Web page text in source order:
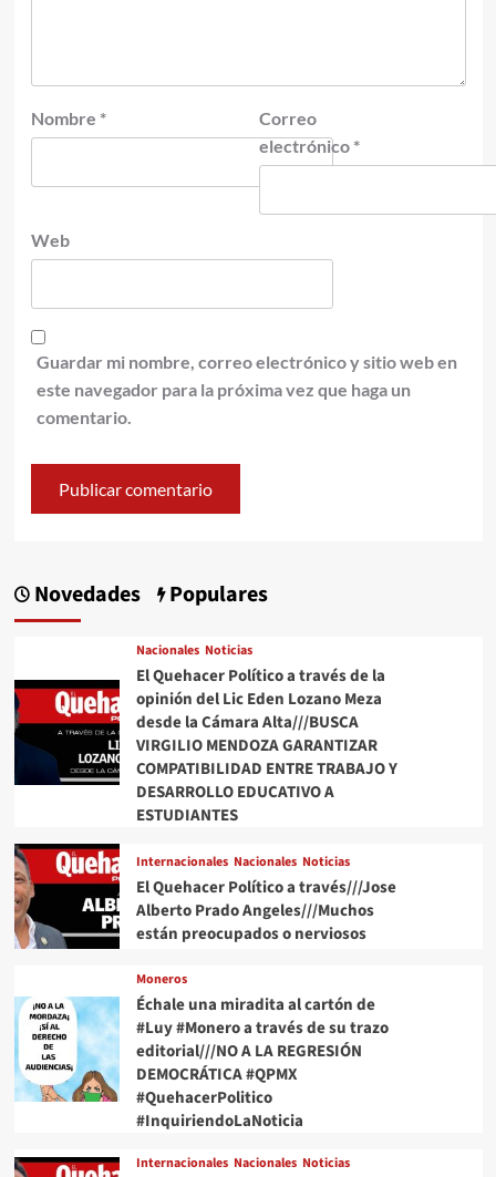
Nombre *
Correo
electrónico *
Web
Guardar mi nombre, correo electrónico y sitio web en
este navegador para la próxima vez que haga un
comentario.
Novedades Populares
Nacionales Noticias
El Quehacer Político a través de la
opinión del Lic Eden Lozano Meza
desde la Cámara Alta///BUSCA
VIRGILIO MENDOZA GARANTIZAR
COMPATIBILIDAD ENTRE TRABAJO Y
DESARROLLO EDUCATIVO A
ESTUDIANTES
Internacionales Nacionales Noticias
El Quehacer Político a través///Jose
Alberto Prado Angeles///Muchos
están preocupados o nerviosos
Moneros
Échale una miradita al cartón de
#Luy #Monero a través de su trazo
editorial///NO A LA REGRESIÓN
DEMOCRÁTICA #QPMX
#QuehacerPolitico
#InquiriendoLaNoticia
Internacionales Nacionales Noticias